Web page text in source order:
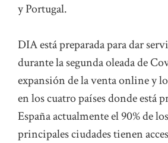
y Portugal.
DIA está preparada para dar
durante la segunda oleada de
expansión de la venta online y
en los cuatro países donde está
España actualmente el 90% de
principales ciudades tienen